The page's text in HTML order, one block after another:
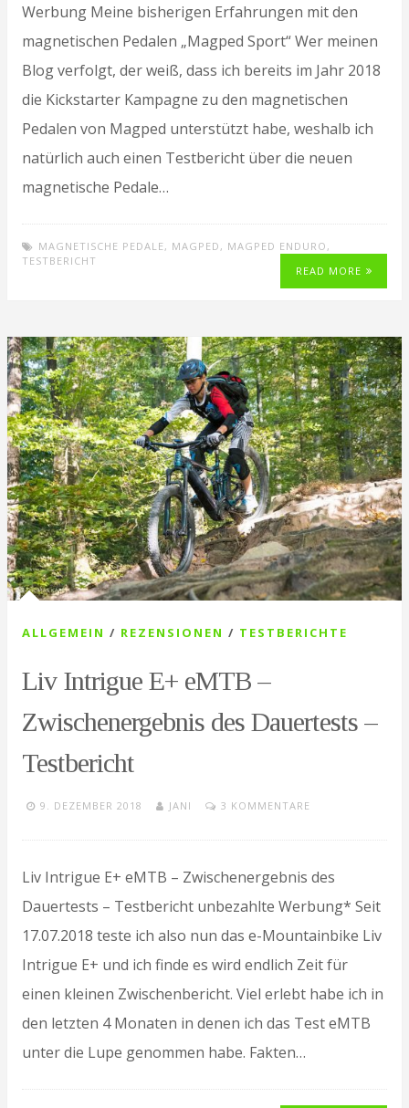
Werbung Meine bisherigen Erfahrungen mit den
magnetischen Pedalen „Magped Sport“ Wer meinen
Blog verfolgt, der weiß, dass ich bereits im Jahr 2018
die Kickstarter Kampagne zu den magnetischen
Pedalen von Magped unterstützt habe, weshalb ich
natürlich auch einen Testbericht über die neuen
magnetische Pedale…
MAGNETISCHE PEDALE , MAGPED , MAGPED ENDURO ,
TESTBERICHT
READ MORE
ALLGEMEIN / REZENSIONEN / TESTBERICHTE
Liv Intrigue E+ eMTB –
Zwischenergebnis des Dauertests –
Testbericht
9. DEZEMBER 2018 JANI 3 KOMMENTARE
Liv Intrigue E+ eMTB – Zwischenergebnis des
Dauertests – Testbericht unbezahlte Werbung* Seit
17.07.2018 teste ich also nun das e-Mountainbike Liv
Intrigue E+ und ich finde es wird endlich Zeit für
einen kleinen Zwischenbericht. Viel erlebt habe ich in
den letzten 4 Monaten in denen ich das Test eMTB
unter die Lupe genommen habe. Fakten…